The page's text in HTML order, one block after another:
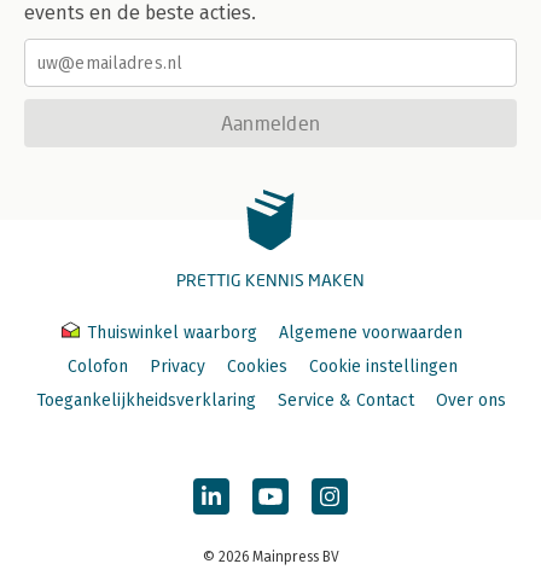
events en de beste acties.
Aanmelden
PRETTIG KENNIS MAKEN
Thuiswinkel waarborg
Algemene voorwaarden
Colofon
Privacy Cookies
Cookie instellingen
Toegankelijkheidsverklaring
Service & Contact Over ons
© 2026 Mainpress BV